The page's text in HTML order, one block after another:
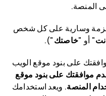
المنصة.
ملزمة وسارية على كل شخص
" أو "خاصتك").
على بنود موقع الويب
موافقتك على بنود موقع
المنصة. ويعد استخدامك